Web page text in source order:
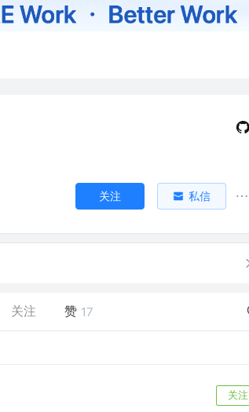
关注 私信
关注 赞 17
关注